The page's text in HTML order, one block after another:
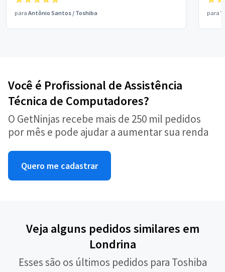
para Antônio Santos / Toshiba para
Você é Profissional de Assistência
Técnica de Computadores?
O GetNinjas recebe mais de 250 mil pedidos
por mês e pode ajudar a aumentar sua renda
Quero me cadastrar
Veja alguns pedidos similares em
Londrina
Esses são os últimos pedidos para Toshiba